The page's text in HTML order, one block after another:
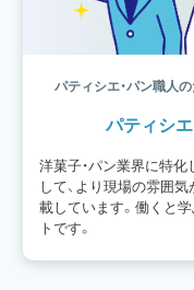
パティシエ・パン職人
パティシ
洋菓子・パン業界に特化
して、より現場の雰囲
載しています。働くと
トです。